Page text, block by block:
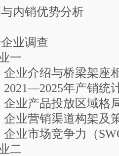
内销优势分析
业调查
与桥梁架座相
年产销统计
投放区域格
渠道构架及
竞争力（